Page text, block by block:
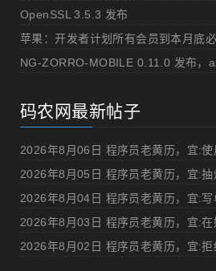
OpenSSL 3.5.3 发布
苹果：开发者计划所有会员到本月底
码农网最新帖子
2026年8月05日 程序员老黄历，宜:抽
2026年8月02日 程序员老黄历，宜:拒